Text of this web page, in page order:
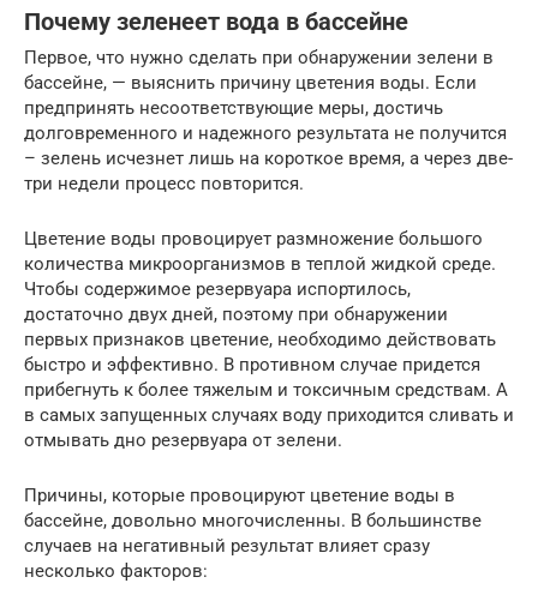
Почему зеленеет вода в бассейне
Первое, что нужно сделать при обнаружении зелени в
бассейне, — выяснить причину цветения воды. Если
предпринять несоответствующие меры, достичь
долговременного и надежного результата не получится
– зелень исчезнет лишь на короткое время, а через две-
три недели процесс повторится.
Цветение воды провоцирует размножение большого
количества микроорганизмов в теплой жидкой среде.
Чтобы содержимое резервуара испортилось,
достаточно двух дней, поэтому при обнаружении
первых признаков цветение, необходимо действовать
быстро и эффективно. В противном случае придется
прибегнуть к более тяжелым и токсичным средствам. А
в самых запущенных случаях воду приходится сливать и
отмывать дно резервуара от зелени.
Причины, которые провоцируют цветение воды в
бассейне, довольно многочисленны. В большинстве
случаев на негативный результат влияет сразу
несколько факторов: